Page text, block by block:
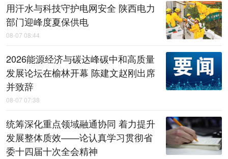
用汗水与科技守护电网安全 陕西电力
部门迎峰度夏保供电
08-07 08:44
2026能源经济与碳达峰碳中和高质量
发展论坛在榆林开幕 陈建文赵刚出席
并致辞
08-07 07:38
统筹深化重点领域融通协同 着力提升
发展整体质效——论认真学习贯彻省
委十四届十次全会精神